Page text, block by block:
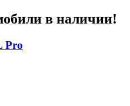
в наличии!
Pro